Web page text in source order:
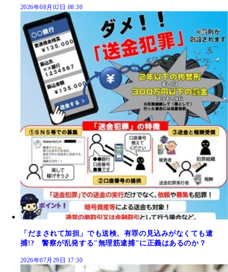
2026年08月02日 08:30
「だまされて加担」でも送検、有罪の見込みがなくても逮
捕!? 警察が乱発する"無理筋逮捕"に正義はあるのか？
2026年07月29日 17:30